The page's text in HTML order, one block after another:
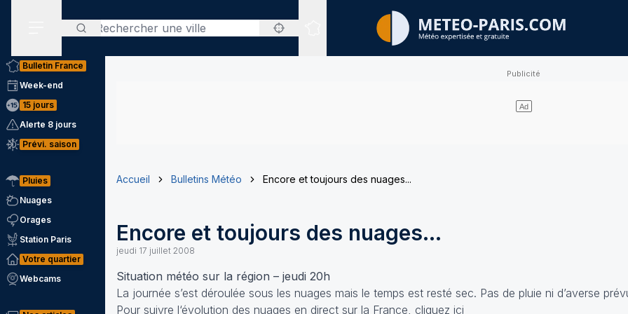
Rechercher
Sites expertisés
Bulletin France
Week-end
15 jours
Alerte 8 jours
Prévi. saison
Pluies
Nuages
Orages
Station Paris
Votre quartier
Webcams
Accueil Bulletins Météo Encore et toujours des nuages...
Encore et toujours des nuages...
jeudi 17 juillet 2008
Situation météo sur la région – jeudi 20h
La journée s’est déroulée sous les nuages mais le temps est resté sec. Pas de pluie ni d’averse
Pour suivre l‘évolution des nuages en direct sur la France, cliquez ici